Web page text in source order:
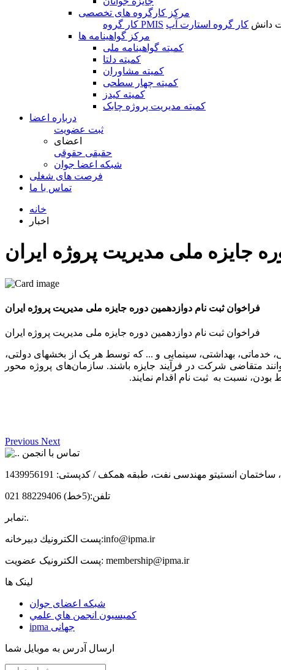
مرکز کارگروه های تخصصی
کار گروه PMIS
دانش کار گروه استارت آپ
مرکز گواهینامه ها
کمیته گواهینامه ملی
کمیته دلتا
کمیته مشاوران
کمیته چهار سطحی
کمیته کیدز
کمیته مدیریت پروژه چابک
درباره اعضا
ثبت عضویت
اعضای
حقیقی حقوقی
شبكه اعضا جوان
فرصت های شغلی
تماس با ما
خانه
اخبار
جایزه ملی مدیریت پروژه ایران
فراخوان ثبت نام دوازدهمین دوره جایزه ملی مدیریت پروژه ایران
فراخوان ثبت نام دوازدهمین دوره جایزه ملی مدیریت پروژه ایران
خدماتی، بهداشتی، سینمایی و ... که توسط هر یک از بخشهای دولتی،
متقاضی شرکت در فرآیند جایزه باشند. سازمان‌های پروژه محور
نسبت به ثبت نام اقدام نمایند.
Previous Next
تماس با انجمن
انستیتو مهندسی نفت، طبقه همکف / کدپستی: 1439956191
تلفن:(5خط) 88229406 021
نمابر:.
پست الكترونيك دبیرخانه:info@ipma.ir
پست الکترونیک عضویت: membership@ipma.ir
لینک ها
شبکه اعضای جوان
كميسيون انجمن هاي علمي
ipma جهانی
ارسال آدرس به موبایل شما